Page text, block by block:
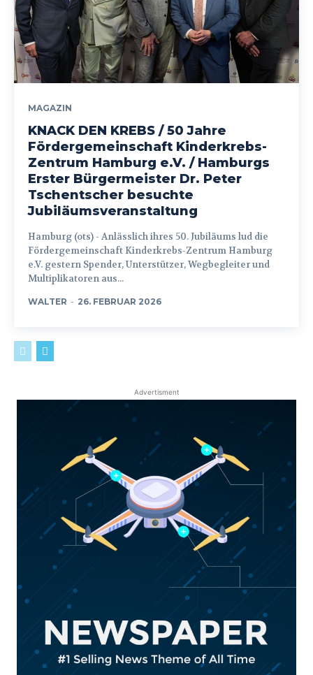
MAGAZIN
KNACK DEN KREBS / 50 Jahre
Fördergemeinschaft Kinderkrebs-
Zentrum Hamburg e.V. / Hamburgs
Erster Bürgermeister Dr. Peter
Tschentscher besuchte
Jubiläumsveranstaltung
Hamburg (ots) - Anlässlich ihres 50. Jubiläums lud die
Fördergemeinschaft Kinderkrebs-Zentrum Hamburg
e.V. gestern Spender, Unterstützer, Wegbegleiter und
Multiplikatoren aus...
WALTER - 26. FEBRUAR 2026
Advertisment